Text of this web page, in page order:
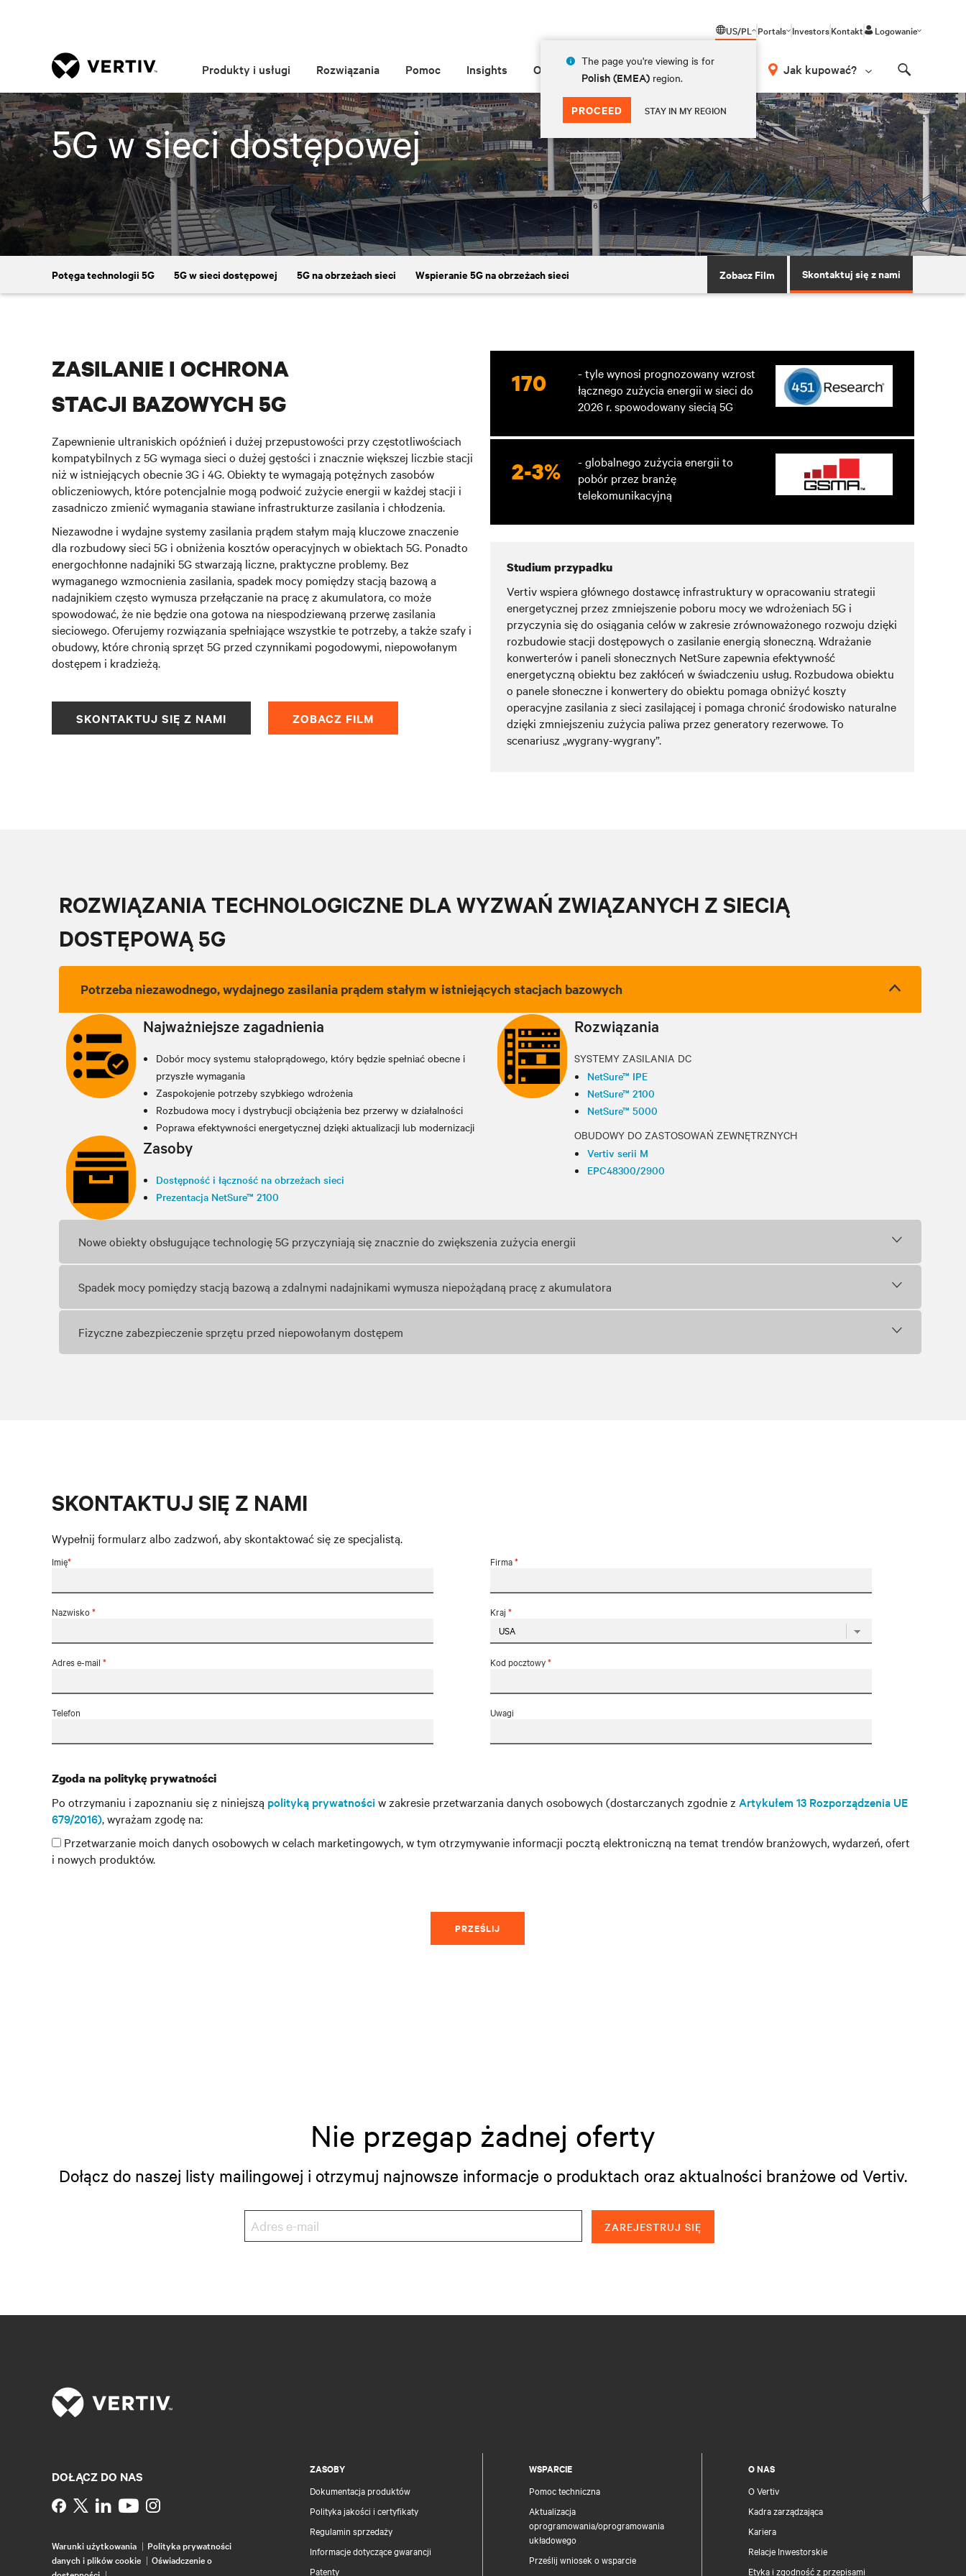
US/PL
The page you're viewing is for
Polish (EMEA) region.
PROCEED STAY IN MY REGION
Portals InvestorsKontakt Logowanie
Produkty i usługi Rozwiązania Pomoc Insights O Vertiv Jak kupować?
5G w sieci dostępowej
Potęga technologii 5G 5G w sieci dostępowej 5G na obrzeżach sieci Wspieranie 5G na obrzeżach sieci Zobacz Film Skontaktuj się z nami
ZASILANIE I OCHRONA
STACJI BAZOWYCH 5G
Zapewnienie ultraniskich opóźnień i dużej przepustowości przy częstotliwościach
kompatybilnych z 5G wymaga sieci o dużej gęstości i znacznie większej liczbie stacji
niż w istniejących obecnie 3G i 4G. Obiekty te wymagają potężnych zasobów
obliczeniowych, które potencjalnie mogą podwoić zużycie energii w każdej stacji i
zasadniczo zmienić wymagania stawiane infrastrukturze zasilania i chłodzenia.
Niezawodne i wydajne systemy zasilania prądem stałym mają kluczowe znaczenie
dla rozbudowy sieci 5G i obniżenia kosztów operacyjnych w obiektach 5G. Ponadto
energochłonne nadajniki 5G stwarzają liczne, praktyczne problemy. Bez
wymaganego wzmocnienia zasilania, spadek mocy pomiędzy stacją bazową a
nadajnikiem często wymusza przełączanie na pracę z akumulatora, co może
spowodować, że nie będzie ona gotowa na niespodziewaną przerwę zasilania
sieciowego. Oferujemy rozwiązania spełniające wszystkie te potrzeby, a także szafy i
obudowy, które chronią sprzęt 5G przed czynnikami pogodowymi, niepowołanym
dostępem i kradzieżą.
SKONTAKTUJ SIĘ Z NAMI ZOBACZ FILM
170
- tyle wynosi prognozowany wzrost
łącznego zużycia energii w sieci do
2026 r. spowodowany siecią 5G
2-3%
- globalnego zużycia energii to
pobór przez branżę
telekomunikacyjną
Studium przypadku
Vertiv wspiera głównego dostawcę infrastruktury w opracowaniu strategii
energetycznej przez zmniejszenie poboru mocy we wdrożeniach 5G i
przyczynia się do osiągania celów w zakresie zrównoważonego rozwoju dzięki
rozbudowie stacji dostępowych o zasilanie energią słoneczną. Wdrażanie
konwerterów i paneli słonecznych NetSure zapewnia efektywność
energetyczną obiektu bez zakłóceń w świadczeniu usług. Rozbudowa obiektu
o panele słoneczne i konwertery do obiektu pomaga obniżyć koszty
operacyjne zasilania z sieci zasilającej i pomaga chronić środowisko naturalne
dzięki zmniejszeniu zużycia paliwa przez generatory rezerwowe. To
scenariusz „wygrany-wygrany”.
ROZWIĄZANIA TECHNOLOGICZNE DLA WYZWAŃ ZWIĄZANYCH Z SIECIĄ
DOSTĘPOWĄ 5G
Potrzeba niezawodnego, wydajnego zasilania prądem stałym w istniejących stacjach bazowych
Najważniejsze zagadnienia
Dobór mocy systemu stałoprądowego, który będzie spełniać obecne i
przyszłe wymagania
Zaspokojenie potrzeby szybkiego wdrożenia
Rozbudowa mocy i dystrybucji obciążenia bez przerwy w działalności
Poprawa efektywności energetycznej dzięki aktualizacji lub modernizacji
Zasoby
Dostępność i łączność na obrzeżach sieci
Prezentacja NetSure™ 2100
Rozwiązania
SYSTEMY ZASILANIA DC
NetSure™ IPE
NetSure™ 2100
NetSure™ 5000
OBUDOWY DO ZASTOSOWAŃ ZEWNĘTRZNYCH
Vertiv serii M
EPC48300/2900
Nowe obiekty obsługujące technologię 5G przyczyniają się znacznie do zwiększenia zużycia energii
Spadek mocy pomiędzy stacją bazową a zdalnymi nadajnikami wymusza niepożądaną pracę z akumulatora
Fizyczne zabezpieczenie sprzętu przed niepowołanym dostępem
SKONTAKTUJ SIĘ Z NAMI
Wypełnij formularz albo zadzwoń, aby skontaktować się ze specjalistą.
Imię*
Nazwisko*
Adres e-mail *
Telefon
Firma*
Kraj *
Kod pocztowy*
Uwagi
Zgoda na politykę prywatności
Po otrzymaniu i zapoznaniu się z niniejszą polityką prywatności w zakresie przetwarzania danych osobowych (dostarczanych zgodnie z Artykułem 13 Rozporządzenia UE
679/2016), wyrażam zgodę na:
Przetwarzanie moich danych osobowych w celach marketingowych, w tym otrzymywanie informacji pocztą elektroniczną na temat trendów branżowych, wydarzeń, ofert
i nowych produktów.
PRZEŚLIJ
Nie przegap żadnej oferty
Dołącz do naszej listy mailingowej i otrzymuj najnowsze informacje o produktach oraz aktualności branżowe od Vertiv.
ZAREJESTRUJ SIĘ
ZASOBY
Dokumentacja produktów
Polityka jakości i certyfikaty
Regulamin sprzedaży
Informacje dotyczące gwarancji
Patenty
WSPARCIE
Pomoc techniczna
Aktualizacja
oprogramowania/oprogramowania
układowego
Prześlij wniosek o wsparcie
O NAS
O Vertiv
Kadra zarządzająca
Kariera
Relacje Inwestorskie
Etyka i zgodność z przepisami
DOŁĄCZ DO NAS
Instagram
Warunki użytkowania
Polityka prywatności
danych i plików cookie
Oświadczenie o